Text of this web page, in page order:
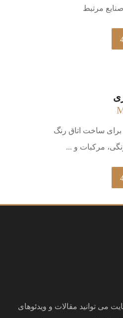
مرتبط
برای ساخت اتاق رنگ
مرکبات و ...
می توانید مقالات و ویدئوهای